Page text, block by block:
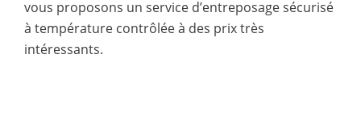
vous proposons un service d’entreposage sécurisé
à température contrôlée à des prix très
intéressants.